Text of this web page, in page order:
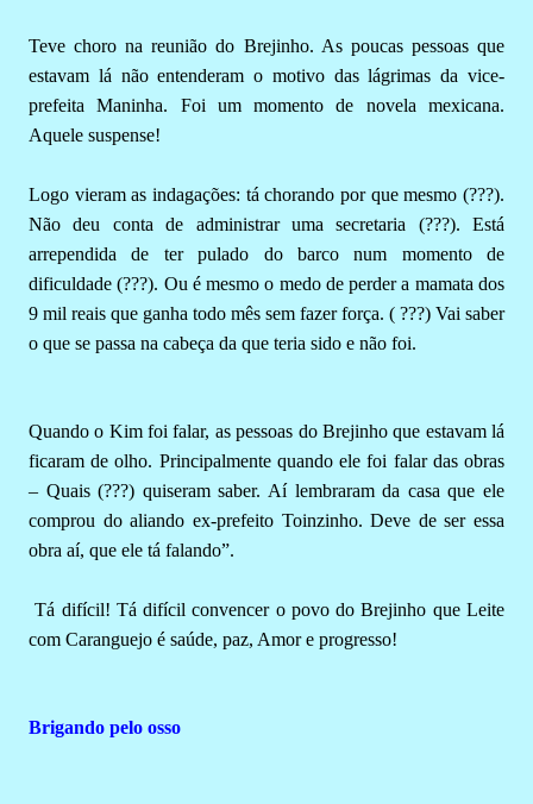
Teve choro na reunião do Brejinho. As poucas pessoas que
estavam lá não entenderam o motivo das lágrimas da vice-
prefeita Maninha. Foi um momento de novela mexicana.
Aquele suspense!
Logo vieram as indagações: tá chorando por que mesmo (???).
Não deu conta de administrar uma secretaria (???). Está
arrependida de ter pulado do barco num momento de
dificuldade (???). Ou é mesmo o medo de perder a mamata dos
9 mil reais que ganha todo mês sem fazer força. ( ???) Vai saber
o que se passa na cabeça da que teria sido e não foi.
Quando o Kim foi falar, as pessoas do Brejinho que estavam lá
ficaram de olho. Principalmente quando ele foi falar das obras
– Quais (???) quiseram saber. Aí lembraram da casa que ele
comprou do aliando ex-prefeito Toinzinho. Deve de ser essa
obra aí, que ele tá falando”.
Tá difícil! Tá difícil convencer o povo do Brejinho que Leite
com Caranguejo é saúde, paz, Amor e progresso!
Brigando pelo osso